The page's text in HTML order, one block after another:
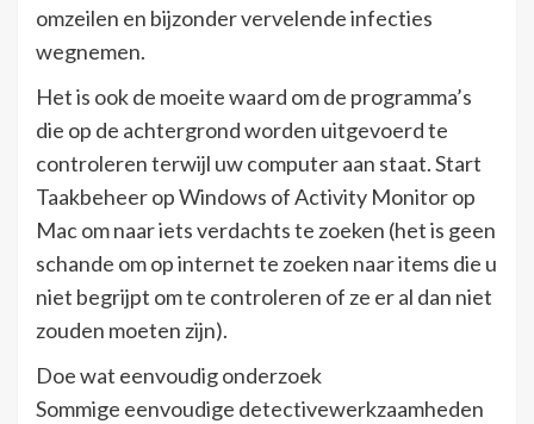
omzeilen en bijzonder vervelende infecties
wegnemen.
Het is ook de moeite waard om de programma’s
die op de achtergrond worden uitgevoerd te
controleren terwijl uw computer aan staat. Start
Taakbeheer op Windows of Activity Monitor op
Mac om naar iets verdachts te zoeken (het is geen
schande om op internet te zoeken naar items die u
niet begrijpt om te controleren of ze er al dan niet
zouden moeten zijn).
Doe wat eenvoudig onderzoek
Sommige eenvoudige detectivewerkzaamheden